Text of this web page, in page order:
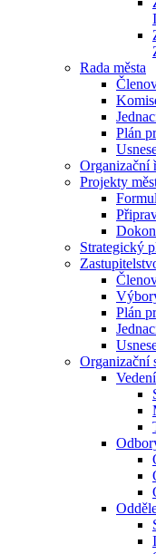
Rada města
Plán
Organizační
Projekty
Strategický
Plán
Organizační